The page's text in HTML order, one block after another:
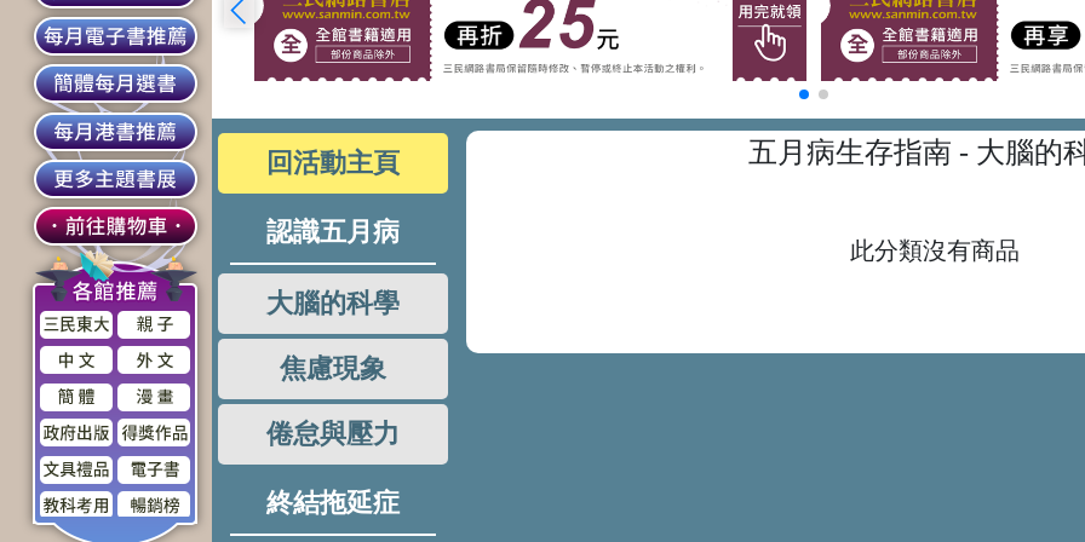
回活動主頁
認識五月病
大腦的科學
焦慮現象
倦怠與壓力
終結拖延症
五月病生存指南 - 大腦的
此分類沒有商品